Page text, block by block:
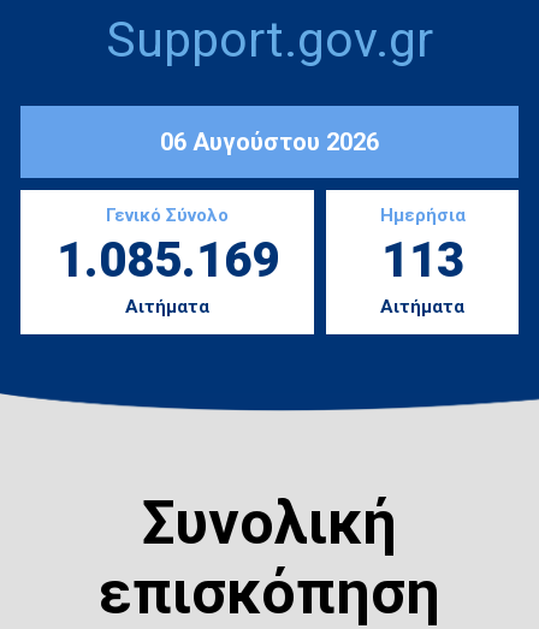
Support.gov.gr
06 Αυγούστου 2026
Γενικό Σύνολο
1.085.169
Αιτήματα
Ημερήσια
113
Αιτήματα
Συνολική
επισκόπηση